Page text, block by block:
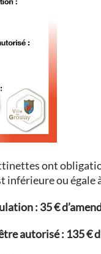
ont
inférieure ou égale
: 35€
autorisé : 135€